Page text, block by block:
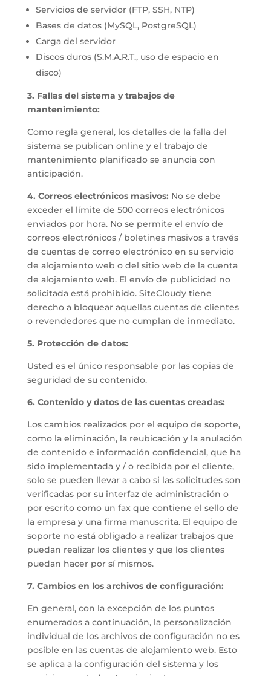
Servicios de servidor (FTP, SSH, NTP)
Bases de datos (MySQL, PostgreSQL)
Carga del servidor
Discos duros (S.M.A.R.T., uso de espacio en
disco)
3. Fallas del sistema y trabajos de
mantenimiento:
Como regla general, los detalles de la falla del
sistema se publican online y el trabajo de
mantenimiento planificado se anuncia con
anticipación.
4. Correos electrónicos masivos: No se debe
exceder el límite de 500 correos electrónicos
enviados por hora. No se permite el envío de
correos electrónicos / boletines masivos a través
de cuentas de correo electrónico en su servicio
de alojamiento web o del sitio web de la cuenta
de alojamiento web. El envío de publicidad no
solicitada está prohibido. SiteCloudy tiene
derecho a bloquear aquellas cuentas de clientes
o revendedores que no cumplan de inmediato.
5. Protección de datos:
Usted es el único responsable por las copias de
seguridad de su contenido.
6. Contenido y datos de las cuentas creadas:
Los cambios realizados por el equipo de soporte,
como la eliminación, la reubicación y la anulación
de contenido e información confidencial, que ha
sido implementada y / o recibida por el cliente,
solo se pueden llevar a cabo si las solicitudes son
verificadas por su interfaz de administración o
por escrito como un fax que contiene el sello de
la empresa y una firma manuscrita. El equipo de
soporte no está obligado a realizar trabajos que
puedan realizar los clientes y que los clientes
puedan hacer por sí mismos.
7. Cambios en los archivos de configuración:
En general, con la excepción de los puntos
enumerados a continuación, la personalización
individual de los archivos de configuración no es
posible en las cuentas de alojamiento web. Esto
se aplica a la configuración del sistema y los